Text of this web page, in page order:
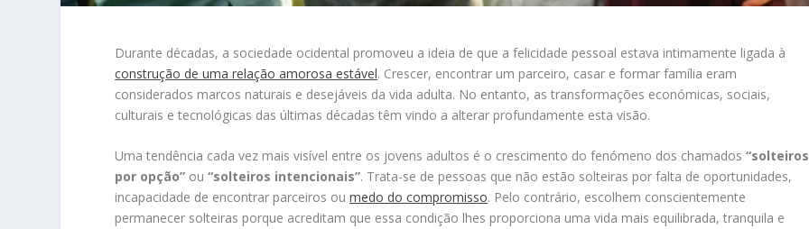
Durante décadas, a sociedade ocidental promoveu a ideia de que a felicidade pessoal estava intimamente ligada à
construção de uma relação amorosa estável. Crescer, encontrar um parceiro, casar e formar família eram
considerados marcos naturais e desejáveis da vida adulta. No entanto, as transformações económicas, sociais,
culturais e tecnológicas das últimas décadas têm vindo a alterar profundamente esta visão.
Uma tendência cada vez mais visível entre os jovens adultos é o crescimento do fenómeno dos chamados“solteiros
por opção” ou“solteiros intencionais”. Trata-se de pessoas que não estão solteiras por falta de oportunidades,
incapacidade de encontrar parceiros oumedo do compromisso. Pelo contrário, escolhem conscientemente
permanecer solteiras porque acreditam que essa condição lhes proporciona uma vida mais equilibrada, tranquila e